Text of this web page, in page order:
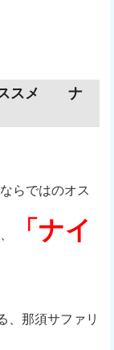
ススメ ナ
らではのオス
「ナイ
、那須サファリ